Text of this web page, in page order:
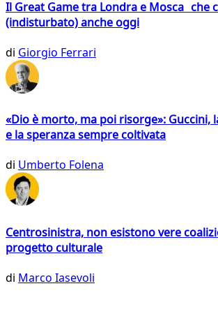
Il Great Game tra Londra e Mosca che
(indisturbato) anche oggi
di Giorgio Ferrari
«Dio è morto, ma poi risorge»: Guccini,
e la speranza sempre coltivata
di Umberto Folena
Centrosinistra, non esistono vere
progetto culturale
di Marco Iasevoli